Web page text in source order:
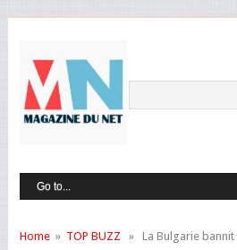
Home» TOP BUZZ » La Bulgarie bannit